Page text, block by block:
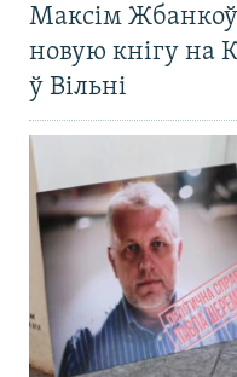
Максім Жбанкоў
новую кнігу на
ў Вільні